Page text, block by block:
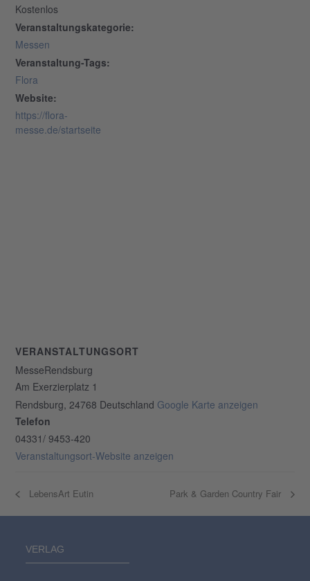
Kostenlos
Veranstaltungskategorie:
Messen
Veranstaltung-Tags:
Flora
Website:
https://flora-
messe.de/startseite
VERANSTALTUNGSORT
MesseRendsburg
Am Exerzierplatz 1
Rendsburg, 24768 Deutschland Google Karte anzeigen
Telefon
04331/ 9453-420
Veranstaltungsort-Website anzeigen
LebensArt Eutin Park & Garden Country Fair
VERLAG